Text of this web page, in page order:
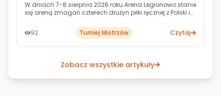
W dniach 7-8 sierpnia 2026 roku Arena Legionowo stanie
się areną zmagań czterech drużyn piłki ręcznej z Polski i
Województwa Mazowieckiego zapowiada się jako
doskonały przedsezonowy sprawdzian dla wszystkich
92 Turniej Mistrzów Czytaj
Zobacz wszystkie artykuły